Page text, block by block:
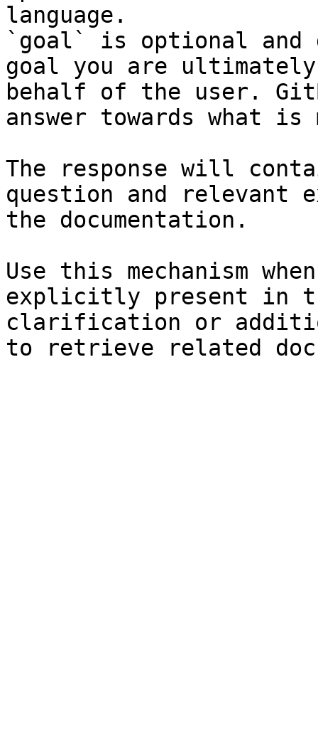
language.
`goal` is optional and
goal you are
behalf of the user.
answer towards what
The response will
question and relevant
the documentation.
Use this mechanism
explicitly present in
clarification or